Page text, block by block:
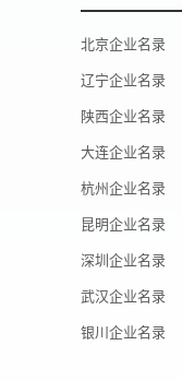
北京企业名录
辽宁企业名录
陕西企业名录
大连企业名录
杭州企业名录
昆明企业名录
深圳企业名录
武汉企业名录
银川企业名录